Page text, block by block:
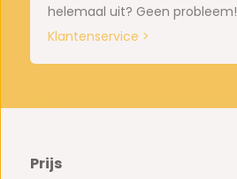
helemaal uit? Geen probleem!
Klantenservice >
Prijs